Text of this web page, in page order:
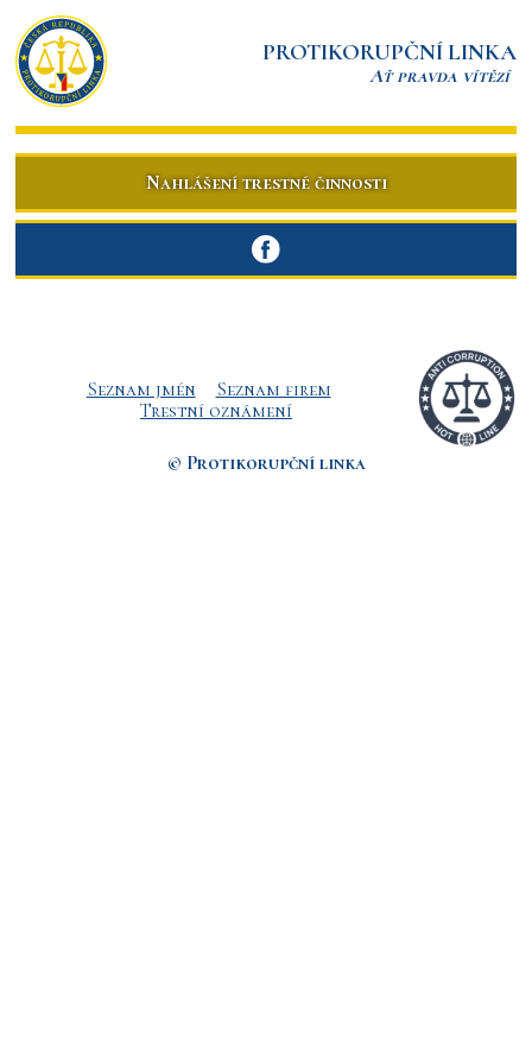
PROTIKORUPČNÍ LINKA
Ať pravda vítězí
Nahlášení trestné činnosti
Seznam jmén
Seznam firem
Trestní oznámení
© Protikorupční linka